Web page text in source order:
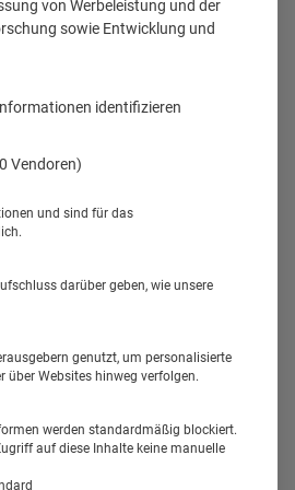
Apps
von Werbeleistung und der
sowie Entwicklung und
identifizieren
Vendoren)
und sind für das
darüber geben, wie unsere
genutzt, um personalisierte
über Websites hinweg verfolgen.
werden standardmäßig blockiert.
auf diese Inhalte keine manuelle